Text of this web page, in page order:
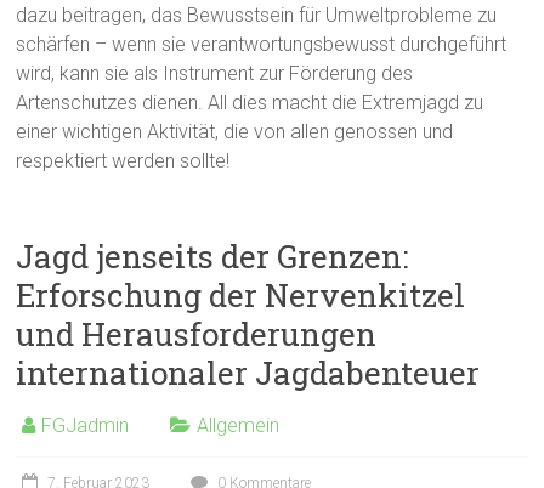
dazu beitragen, das Bewusstsein für Umweltprobleme zu
schärfen – wenn sie verantwortungsbewusst durchgeführt
wird, kann sie als Instrument zur Förderung des
Artenschutzes dienen. All dies macht die Extremjagd zu
einer wichtigen Aktivität, die von allen genossen und
respektiert werden sollte!
Jagd jenseits der Grenzen:
Erforschung der Nervenkitzel
und Herausforderungen
internationaler Jagdabenteuer
FGJadmin Allgemein
7. Februar 2023 0 Kommentare